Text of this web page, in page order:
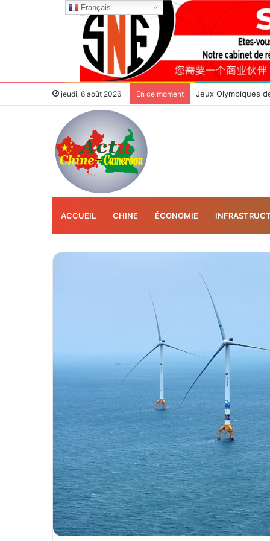
jeudi, 6 août 2026 En ce moment Le premier
ACCUEIL CHINE ÉCONOMIE
Français